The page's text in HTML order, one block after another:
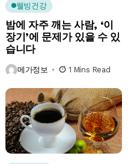
웰빙건강
밤에 자주 깨는 사람, ‘이
장기’에 문제가 있을 수 있
습니다
메가정보 1 Mins Read